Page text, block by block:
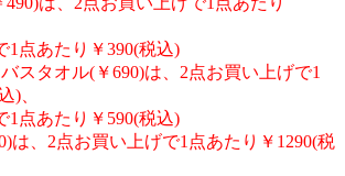
1点あたり￥390(税込)
スタオル(￥690)は、2点お買い上げで1
)、
1点あたり￥590(税込)
は、2点お買い上げで1点あたり￥1290(税